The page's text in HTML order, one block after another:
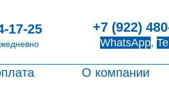
17-25 +7 (922)
WhatsApp,
О компании